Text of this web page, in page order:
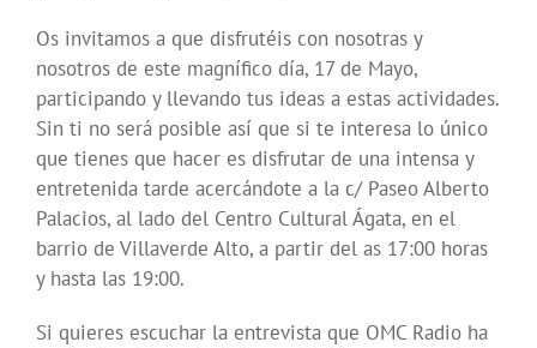
Os invitamos a que disfrutéis con nosotras y
nosotros de este magnífico día, 17 de Mayo,
participando y llevando tus ideas a estas actividades.
Sin ti no será posible así que si te interesa lo único
que tienes que hacer es disfrutar de una intensa y
entretenida tarde acercándote a la c/ Paseo Alberto
Palacios, al lado del Centro Cultural Ágata, en el
barrio de Villaverde Alto, a partir del as 17:00 horas
y hasta las 19:00.
Si quieres escuchar la entrevista que OMC Radio ha